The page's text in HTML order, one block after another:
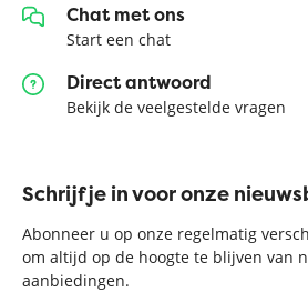
Chat met ons
Start een chat
Direct antwoord
Bekijk de veelgestelde vragen
Schrijf je in voor onze
Abonneer u op onze regelmatig
om altijd op de hoogte te blijven van
aanbiedingen.